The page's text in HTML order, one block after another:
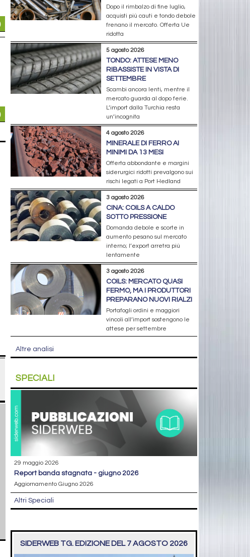
Dopo il rimbalzo di fine luglio,
acquisti più cauti e tondo debole
frenano il mercato. Offerta Ue
ridotta
5 agosto 2026
TONDO: ATTESE MENO
RIBASSISTE IN VISTA DI
SETTEMBRE
Scambi ancora lenti, mentre il
mercato guarda al dopo ferie.
L’import dalla Turchia resta
un’incognita
4 agosto 2026
MINERALE DI FERRO AI
MINIMI DA 13 MESI
Offerta abbondante e margini
siderurgici ridotti prevalgono sui
rischi legati a Port Hedland
3 agosto 2026
CINA: COILS A CALDO
SOTTO PRESSIONE
Domanda debole e scorte in
aumento pesano sul mercato
interno; l’export arretra più
lentamente
3 agosto 2026
COILS: MERCATO QUASI
FERMO, MA I PRODUTTORI
PREPARANO NUOVI RIALZI
Portafogli ordini e maggiori
vincoli all’import sostengono le
attese per settembre
Altre analisi
SPECIALI
29 maggio 2026
report banda stagnata - giugno 2026
Aggiornamento Giugno 2026
Altri Speciali
SIDERWEB TG. EDIZIONE DEL 7 AGOSTO 2026